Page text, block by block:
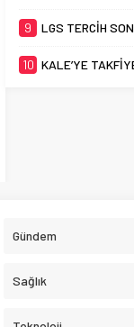
9 LGS TERCİH
10 KALE’YE
Gündem
Sağlık